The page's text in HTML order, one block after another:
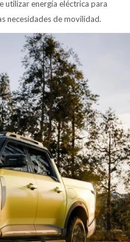
utilizar energía eléctrica para
necesidades de movilidad.